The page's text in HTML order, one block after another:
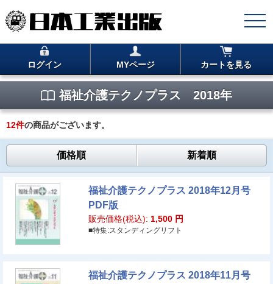
ログイン MYページ カートを見る
福祉介護テクノプラス 2018年
12件の商品がございます。
価格順 新着順
福祉介護テクノプラス 2018年12月号
PDF版
販売価格(税込): 1,500 円
■特集:スタンディングリフト
福祉介護テクノプラス 2018年11月号